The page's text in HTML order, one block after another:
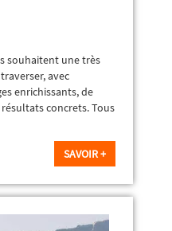
souhaitent une très
avec
enrichissants, de
concrets. Tous
SAVOIR +